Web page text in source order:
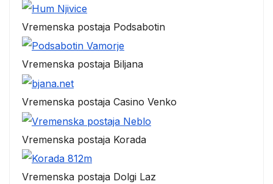
Vremenska postaja Podsabotin
Vremenska postaja Biljana
Vremenska postaja Casino Venko
Vremenska postaja Korada
Vremenska postaja Dolgi Laz